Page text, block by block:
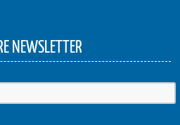
NEWSLETTER